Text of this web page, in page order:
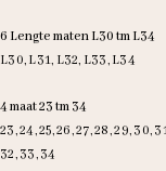
6 Lengte maten L30 tm L34
L30, L31, L32, L33, L34
4 maat 23 tm 34
23, 24, 25, 26, 27, 28, 29, 30,
32, 33, 34